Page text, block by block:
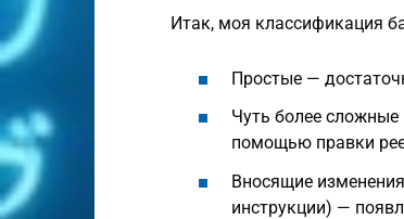
Итак, моя классификация
Простые —
Чуть более
помощью правки
Вносящие
инструкции) —